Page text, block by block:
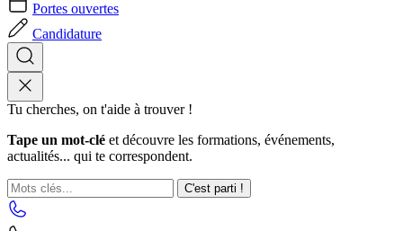
Portes ouvertes
Candidature
Tu cherches, on t'aide à trouver !
Tape un mot-clé et découvre les formations, événements,
actualités... qui te correspondent.
C'est parti !